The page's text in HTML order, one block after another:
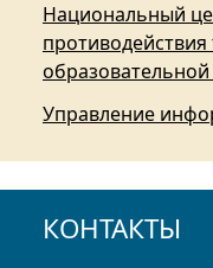
Национальный
Управление
КОНТАКТЫ